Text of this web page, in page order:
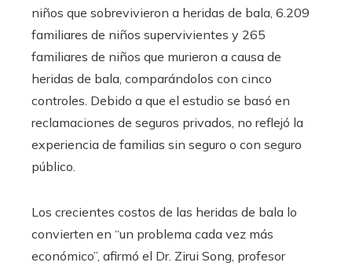
niños que sobrevivieron a heridas de bala, 6.209
familiares de niños supervivientes y 265
familiares de niños que murieron a causa de
heridas de bala, comparándolos con cinco
controles. Debido a que el estudio se basó en
reclamaciones de seguros privados, no reflejó la
experiencia de familias sin seguro o con seguro
público.
Los crecientes costos de las heridas de bala lo
convierten en “un problema cada vez más
económico”, afirmó el Dr. Zirui Song, profesor